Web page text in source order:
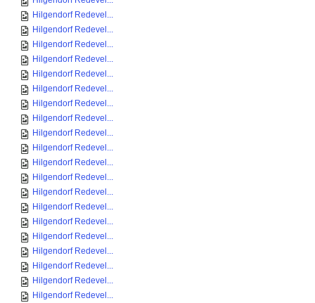
Hilgendorf Redevel...
Hilgendorf Redevel...
Hilgendorf Redevel...
Hilgendorf Redevel...
Hilgendorf Redevel...
Hilgendorf Redevel...
Hilgendorf Redevel...
Hilgendorf Redevel...
Hilgendorf Redevel...
Hilgendorf Redevel...
Hilgendorf Redevel...
Hilgendorf Redevel...
Hilgendorf Redevel...
Hilgendorf Redevel...
Hilgendorf Redevel...
Hilgendorf Redevel...
Hilgendorf Redevel...
Hilgendorf Redevel...
Hilgendorf Redevel...
Hilgendorf Redevel...